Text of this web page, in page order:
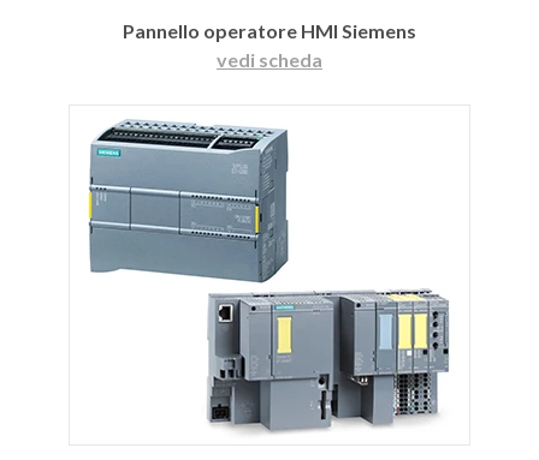
Pannello operatore HMI Siemens
vedi scheda